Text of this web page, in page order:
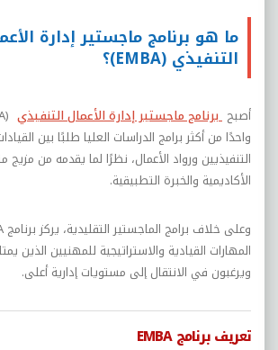
ما هو برنامج ماجستير إدارة
التنفيذي (EMBA)؟
أصبح برنامج ماجستير إدارة الأعمال التنفيذي
واحدًا من أكثر برامج الدراسات العليا طلبًا بين
التنفيذيين ورواد الأعمال، نظرًا لما يقدمه من مزيج
الأكاديمية والخبرة التطبيقية.
المهارات القيادية والاستراتيجية للمهنيين الذين
ويرغبون في الانتقال إلى مستويات إدارية أعلى.
تعريف برنامج EMBA